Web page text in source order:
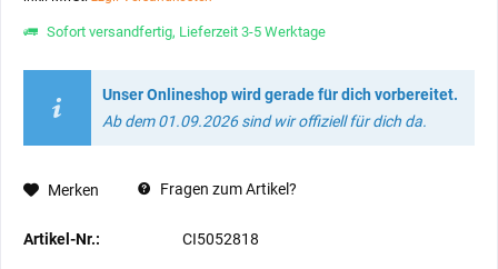
Sofort versandfertig, Lieferzeit 3-5 Werktage
Unser Onlineshop wird gerade für dich vorbereitet.
Ab dem 01.09.2026 sind wir offiziell für dich da.
Merken Fragen zum Artikel?
Artikel-Nr.: CI5052818